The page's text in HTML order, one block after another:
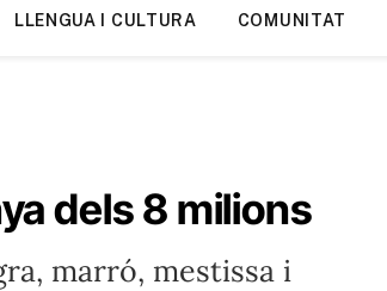
LLENGUA I CULTURA COMUNITAT
dels 8 milions
marró, mestissa i